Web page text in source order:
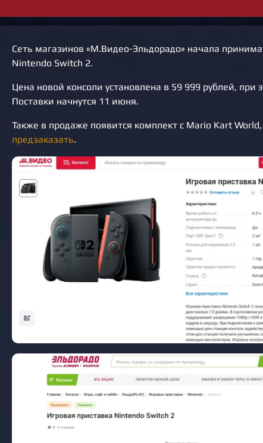
Сеть магазинов «М.Видео-Эльдорадо» начала
Nintendo Switch 2.
Цена новой консоли установлена в 59 999 рублей, при
Поставки начнутся 11 июня.
Также в продаже появится комплект с Mario Kart
предзаказать.